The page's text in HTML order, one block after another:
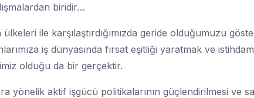
biridir…
ile karşılaştırdığımızda geride olduğumuzu
iş dünyasında fırsat eşitliği yaratmak ve
olduğu da bir gerçektir.
yönelik aktif işgücü politikalarının güçlendirilmesi ve